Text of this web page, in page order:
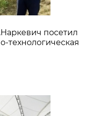
посетил